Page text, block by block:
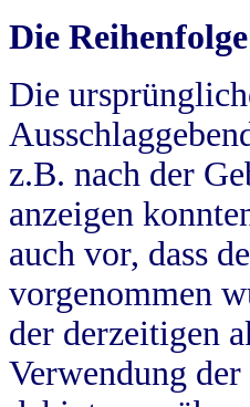
Die
Die
z.B. nach der
anzeigen
auch vor, dass
vorgenommen
der derzeitigen
Verwendung